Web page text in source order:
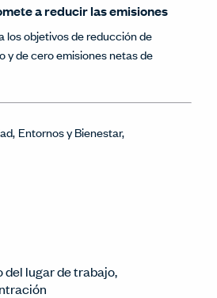
a reducir las emisiones
los objetivos de reducción de
y de cero emisiones netas de
Entornos y Bienestar
del lugar de trabajo